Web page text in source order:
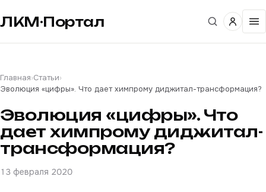
ЛКМ·Портал
Главная›Статьи›
Эволюция «цифры». Что дает химпрому диджитал-трансформация?
Эволюция «цифры». Что
дает химпрому диджитал-
трансформация?
13 февраля 2020